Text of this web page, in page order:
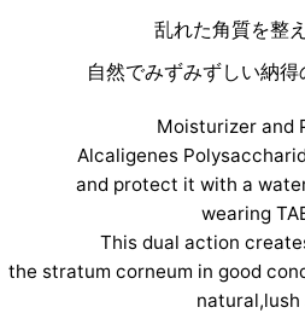
乱れた角質を整
自然でみずみずしい納得
Moisturizer and
Alcaligenes
and protect it with a
wearing
This dual action
the stratum corneum in good
natural,lush